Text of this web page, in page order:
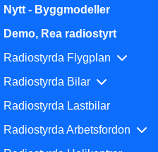
Nytt - Byggmodeller
Demo, Rea radiostyrt
Radiostyrda Flygplan
Radiostyrda Bilar
Radiostyrda Lastbilar
Radiostyrda Arbetsfordon